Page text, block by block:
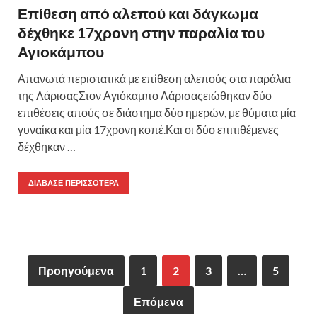
Επίθεση από αλεπού και δάγκωμα
δέχθηκε 17χρονη στην παραλία του
Αγιοκάμπου
Απανωτά περιστατικά με επίθεση αλεπούς στα παράλια
της ΛάρισαςΣτον Αγιόκαμπο Λάρισαςειώθηκαν δύο
επιθέσεις απούς σε διάστημα δύο ημερών, με θύματα μία
γυναίκα και μία 17χρονη κοπέ.Και οι δύο επιτιθέμενες
δέχθηκαν …
ΔΙΆΒΑΣΕ ΠΕΡΙΣΣΌΤΕΡΑ
Προηγούμενα 1 2 3 … 5
Επόμενα